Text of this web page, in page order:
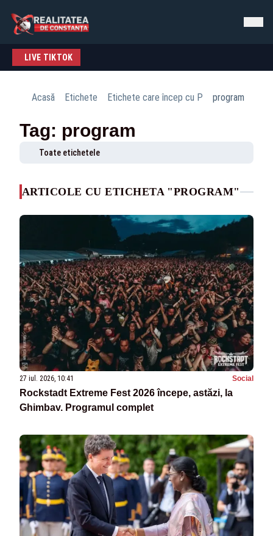
LIVE TIKTOK
Acasă Etichete Etichete care încep cu P program
Tag: program
Toate etichetele
ARTICOLE CU ETICHETA "PROGRAM"
27 iul. 2026, 10:41 Social
Rockstadt Extreme Fest 2026 începe, astăzi, la
Ghimbav. Programul complet